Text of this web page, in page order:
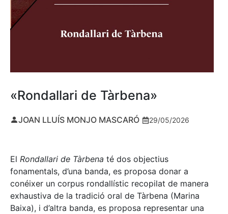
«Rondallari de Tàrbena»
JOAN LLUÍS MONJO MASCARÓ 29/05/2026
El Rondallari de Tàrbena té dos objectius
fonamentals, d’una banda, es proposa donar a
conéixer un corpus rondallístic recopilat de manera
exhaustiva de la tradició oral de Tàrbena (Marina
Baixa), i d’altra banda, es proposa representar una